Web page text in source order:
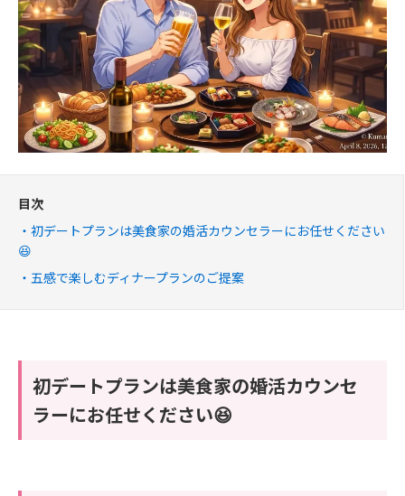
目次
初デートプランは美食家の婚活カウンセラーにお任せください
😆
五感で楽しむディナープランのご提案
初デートプランは美食家の婚活カウンセ
ラーにお任せください😆